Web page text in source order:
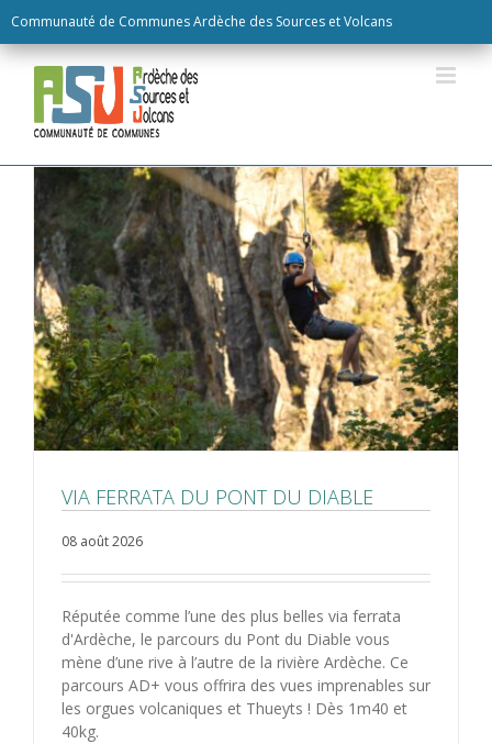
Communauté de Communes Ardèche des Sources et Volcans
to
content
VIA FERRATA DU PONT DU DIABLE
08 août 2026
Réputée comme l’une des plus belles via ferrata
d'Ardèche, le parcours du Pont du Diable vous
mène d’une rive à l’autre de la rivière Ardèche. Ce
parcours AD+ vous offrira des vues imprenables sur
les orgues volcaniques et Thueyts ! Dès 1m40 et
40kg.